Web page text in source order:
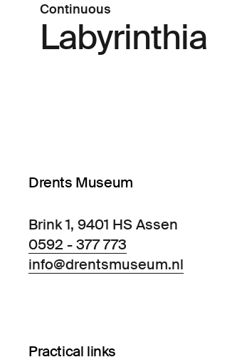
Continuous
Labyrinthia
Drents Museum
Brink 1, 9401 HS Assen
0592 - 377 773
info@drentsmuseum.nl
Practical links